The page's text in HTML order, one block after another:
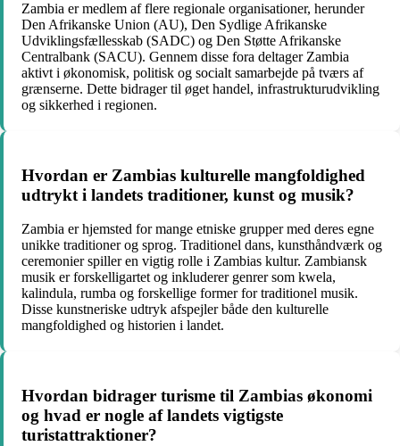
Zambia er medlem af flere regionale organisationer, herunder
Den Afrikanske Union (AU), Den Sydlige Afrikanske
Udviklingsfællesskab (SADC) og Den Støtte Afrikanske
Centralbank (SACU). Gennem disse fora deltager Zambia
aktivt i økonomisk, politisk og socialt samarbejde på tværs af
grænserne. Dette bidrager til øget handel, infrastrukturudvikling
og sikkerhed i regionen.
Hvordan er Zambias kulturelle mangfoldighed
udtrykt i landets traditioner, kunst og musik?
Zambia er hjemsted for mange etniske grupper med deres egne
unikke traditioner og sprog. Traditionel dans, kunsthåndværk og
ceremonier spiller en vigtig rolle i Zambias kultur. Zambiansk
musik er forskelligartet og inkluderer genrer som kwela,
kalindula, rumba og forskellige former for traditionel musik.
Disse kunstneriske udtryk afspejler både den kulturelle
mangfoldighed og historien i landet.
Hvordan bidrager turisme til Zambias økonomi
og hvad er nogle af landets vigtigste
turistattraktioner?